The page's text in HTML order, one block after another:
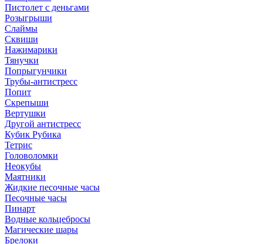
Пистолет с деньгами
Розыгрыши
Слаймы
Сквиши
Нажимарики
Тянучки
Попрыгунчики
Трубы-антистресс
Попит
Скрепыши
Вертушки
Другой антистресс
Кубик Рубика
Тетрис
Головоломки
Неокубы
Маятники
Жидкие песочные часы
Песочные часы
Пинарт
Водные кольцебросы
Магические шары
Брелоки